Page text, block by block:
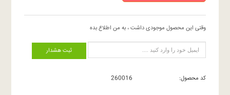
وقتی این محصول موجودی داشت ، به من اطلاع بده
ثبت هشدار
کد محصول: 260016